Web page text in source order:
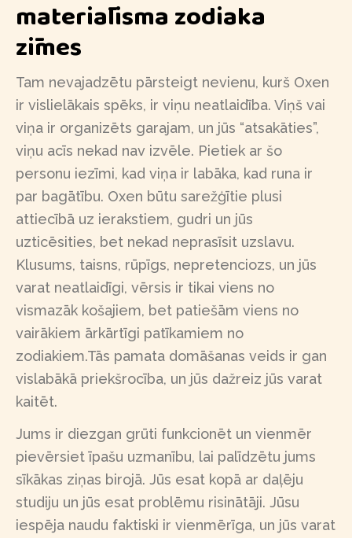
materiālisma zodiaka
zīmes
Tam nevajadzētu pārsteigt nevienu, kurš Oxen
ir vislielākais spēks, ir viņu neatlaidība. Viņš vai
viņa ir organizēts garajam, un jūs “atsakāties”,
viņu acīs nekad nav izvēle. Pietiek ar šo
personu iezīmi, kad viņa ir labāka, kad runa ir
par bagātību. Oxen būtu sarežģītie plusi
attiecībā uz ierakstiem, gudri un jūs
uzticēsities, bet nekad neprasīsit uzslavu.
Klusums, taisns, rūpīgs, nepretenciozs, un jūs
varat neatlaidīgi, vērsis ir tikai viens no
vismazāk košajiem, bet patiešām viens no
vairākiem ārkārtīgi patīkamiem no
zodiakiem.Tās pamata domāšanas veids ir gan
vislabākā priekšrocība, un jūs dažreiz jūs varat
kaitēt.
Jums ir diezgan grūti funkcionēt un vienmēr
pievērsiet īpašu uzmanību, lai palīdzētu jums
sīkākas ziņas birojā. Jūs esat kopā ar daļēju
studiju un jūs esat problēmu risinātāji. Jūsu
iespēja naudu faktiski ir vienmērīga, un jūs varat